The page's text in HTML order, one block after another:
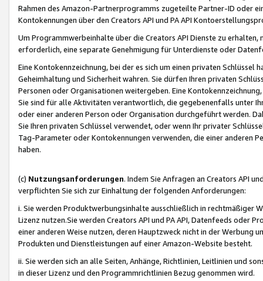
Rahmen des Amazon-Partnerprogramms zugeteilte Partner-ID oder
Kontokennungen über den Creators API und PA API
Um Programmwerbeinhalte über die Creators API Dienste zu
erforderlich, eine separate Genehmigung für Unterdienste oder
Eine Kontokennzeichnung, bei der es sich um einen privaten
Geheimhaltung und Sicherheit wahren. Sie dürfen Ihren privaten
Personen oder Organisationen weitergeben. Eine
Sie sind für alle Aktivitäten verantwortlich, die gegebenenfalls unter
oder einer anderen Person oder Organisation durchgeführt werden.
Sie Ihren privaten Schlüssel verwendet, oder wenn Ihr privater
Tag-Parameter oder Kontokennungen verwenden, die einer anderen
haben.
(c) Nutzungsanforderungen. Indem Sie Anfragen an Creators API
verpflichten Sie sich zur Einhaltung der folgenden Anforderungen:
i. Sie werden Produktwerbungsinhalte ausschließlich in rechtmäßiger
Lizenz nutzen.Sie werden Creators API und PA API, Datenfeeds oder
einer anderen Weise nutzen, deren Hauptzweck nicht in der Werbung
Produkten und Dienstleistungen auf einer Amazon-Website besteht.
ii. Sie werden sich an alle Seiten, Anhänge, Richtlinien, Leitlinien und
in dieser Lizenz und den Programmrichtlinien Bezug genommen wird.